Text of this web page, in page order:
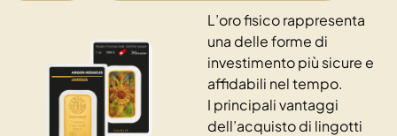
L’oro fisico rappresenta
una delle forme di
investimento più sicure e
affidabili nel tempo.
I principali vantaggi
dell’acquisto di lingotti